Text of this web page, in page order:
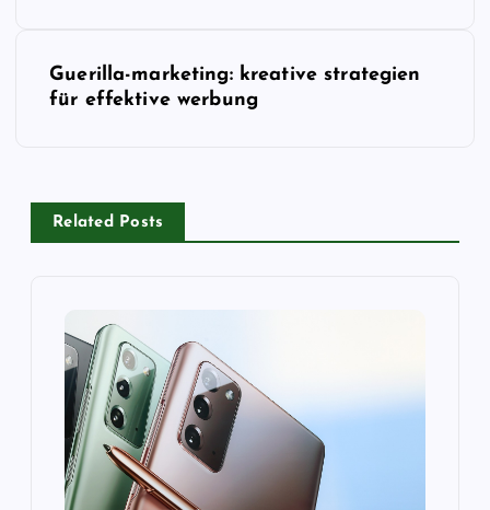
a
g
Guerilla-marketing: kreative strategien
für effektive werbung
Related Posts